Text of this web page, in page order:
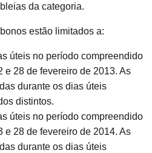
da categoria.
estão limitados a:
úteis no período compreendido
e 28 de fevereiro de 2013. As
durante os dias úteis
distintos.
úteis no período compreendido
e 28 de fevereiro de 2014. As
durante os dias úteis